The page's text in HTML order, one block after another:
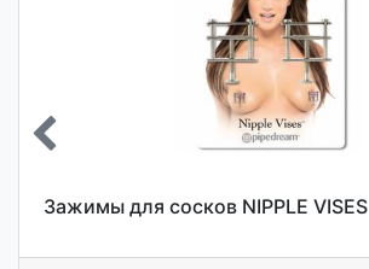
Зажимы для сосков NIPPLE VISES